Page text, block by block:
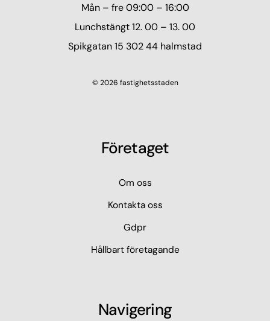
Mån – fre 09:00 – 16:00
Lunchstängt 12. 00 – 13. 00
Spikgatan 15 302 44 halmstad
© 2026 fastighetsstaden
Företaget
Om oss
Kontakta oss
Gdpr
Hållbart företagande
Navigering